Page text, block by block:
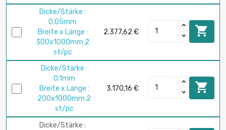
Dicke/Stärke :
0.05mm
Breite x Länge :
300x1000mm 2
st/pc
2.377,62 € 
Dicke/Stärke :
0.1mm
Breite x Länge :
200x1000mm 2
st/pc
3.170,16 € 
Dicke/Stärke :